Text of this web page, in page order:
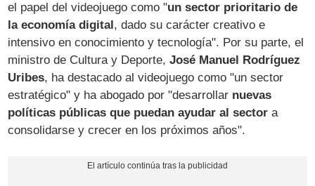
el papel del videojuego como "un sector prioritario de
la economía digital , dado su carácter creativo e
intensivo en conocimiento y tecnología". Por su parte, el
ministro de Cultura y Deporte,José Manuel Rodríguez
Uribes, ha destacado al videojuego como "un sector
estratégico" y ha abogado por "desarrollar nuevas
políticas públicas que puedan ayudar al sector a
consolidarse y crecer en los próximos años".